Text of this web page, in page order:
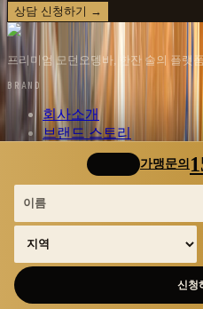
상담 신청하기 →
프리미엄 모던오뎅바, 한잔 술의 플랫
BRAND
회사소개
브랜드 스토리
오시는 길
가맹 안내
창업 비용
창업 문의
SOCIAL
Instagram
가맹문의
신청